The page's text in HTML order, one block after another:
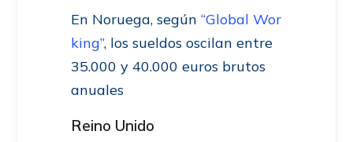
En Noruega, según “Global Wor
king”, los sueldos oscilan entre
35.000 y 40.000 euros brutos
anuales
Reino Unido